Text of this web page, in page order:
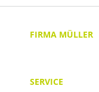
FIRMA MÜLLER
SERVICE